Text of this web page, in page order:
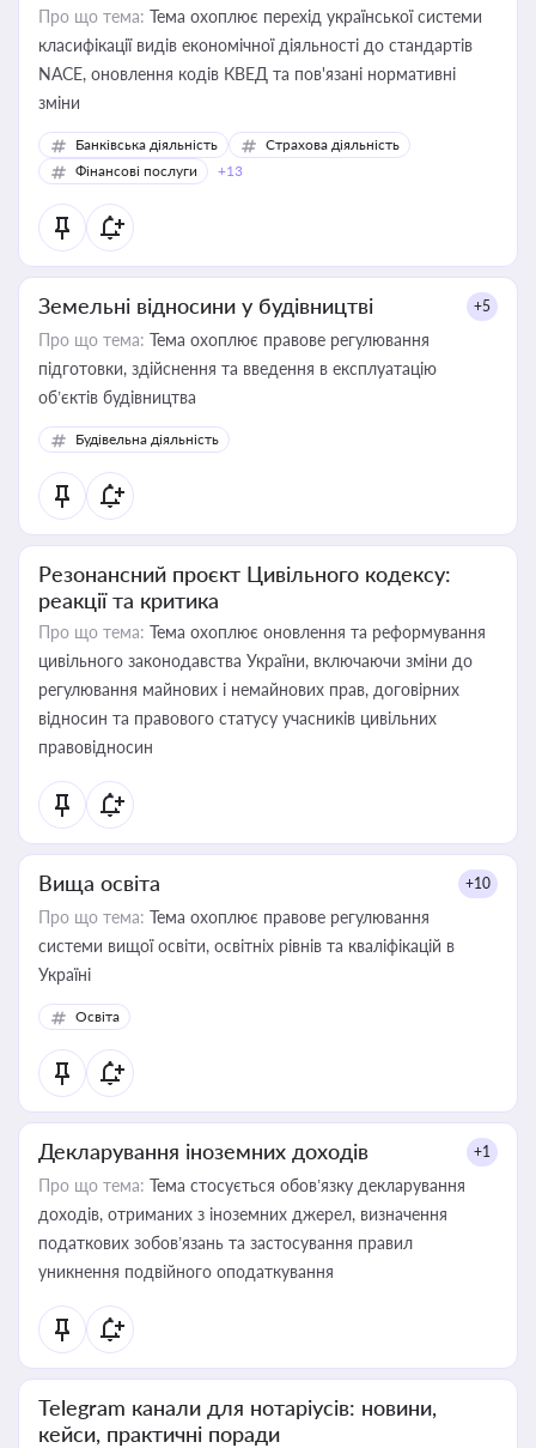
Про що тема: Тема охоплює перехід української системи
класифікації видів економічної діяльності до стандартів
NACE, оновлення кодів КВЕД та пов'язані нормативні
зміни
Банківська діяльність
Страхова діяльність
Фінансові послуги
+13
Земельні відносини у будівництві +5
Про що тема: Тема охоплює правове регулювання
підготовки, здійснення та введення в експлуатацію
об’єктів будівництва
Будівельна діяльність
Резонансний проєкт Цивільного кодексу:
реакції та критика
Про що тема: Тема охоплює оновлення та реформування
цивільного законодавства України, включаючи зміни до
регулювання майнових і немайнових прав, договірних
відносин та правового статусу учасників цивільних
правовідносин
Вища освіта +10
Про що тема: Тема охоплює правове регулювання
системи вищої освіти, освітніх рівнів та кваліфікацій в
Україні
Освіта
Декларування іноземних доходів +1
Про що тема: Тема стосується обов’язку декларування
доходів, отриманих з іноземних джерел, визначення
податкових зобов’язань та застосування правил
уникнення подвійного оподаткування
Telegram канали для нотаріусів: новини,
кейси, практичні поради